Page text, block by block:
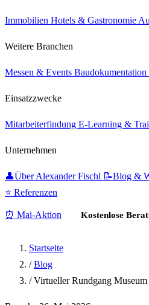
Immobilien Hotels & Gastronomie
Weitere Branchen
Messen & Events Baudokumentation
Einsatzzwecke
Mitarbeiterfindung E-Learning &
Unternehmen
👤Über Alexander Fischl 📝Blog &
⭐ Referenzen
⏰ Mai-Aktion Kostenlose
Startseite
/ Blog
/ Virtueller Rundgang Museum